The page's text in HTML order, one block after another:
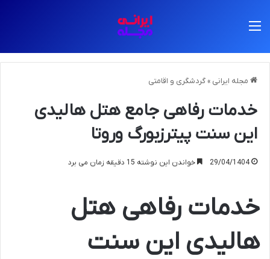
مجله ایرانی » گردشگری و اقامتی
خدمات رفاهی جامع هتل هالیدی
این سنت پیترزبورگ وروتا
29/04/1404 خواندن این نوشته 15 دقیقه زمان می برد
خدمات رفاهی هتل
هالیدی این سنت